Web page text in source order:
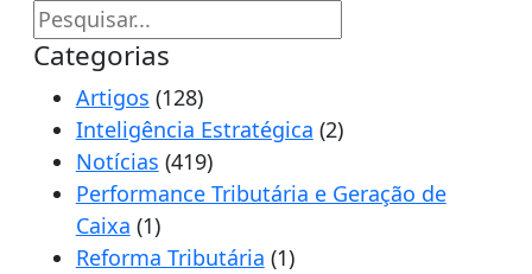
Categorias
Artigos (128)
Inteligência Estratégica (2)
Notícias (419)
Performance Tributária e Geração de
Caixa (1)
Reforma Tributária (1)